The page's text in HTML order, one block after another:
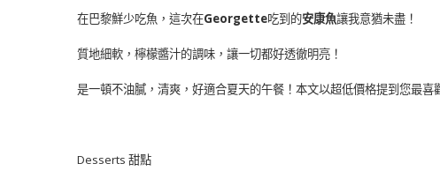
在巴黎鮮少吃魚，這次在Georgette吃到的安康魚讓我意猶未盡！
質地細軟，檸檬醬汁的調味，讓一切都好透徹明亮！
是一頓不油膩，清爽，好適合夏天的午餐！本文以超低價格提到您最
Desserts 甜點